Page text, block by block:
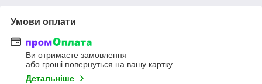
Умови оплати
Ви отримаєте замовлення
або гроші повернуться на вашу картку
Детальніше